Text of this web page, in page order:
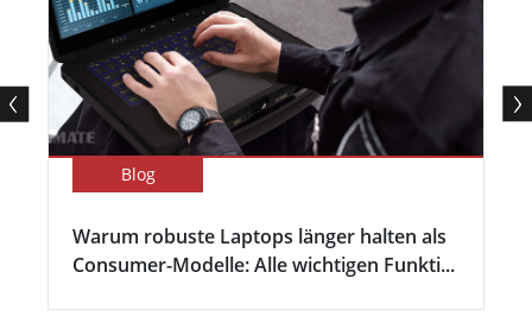
Blog
Warum robuste Laptops länger halten als
Consumer-Modelle: Alle wichtigen Funkti...